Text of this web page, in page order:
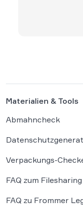
Materialien & Tools
Abmahncheck
Verpackungs-
FAQ zum Filesharing
FAQ zu Frommer